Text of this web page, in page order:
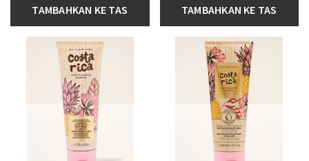
TAMBAHKAN KE TAS TAMBAHKAN KE TAS